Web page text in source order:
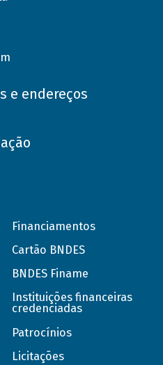
e endereços
Financiamentos
Cartão BNDES
BNDES Finame
Instituições financeiras
credenciadas
Patrocínios
Licitações